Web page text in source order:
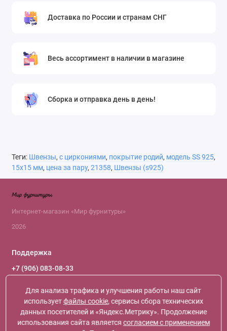
Доставка по России и странам СНГ
Весь ассортимент в наличии в магазине
Сборка и отправка день в день!
Теги: Швензы, с циркониями, покрытие родий, модель SS 925,
15х15 мм, цена за пару, 21358, Швензы (s925)
Интернет-магазин «Мир фурнитуры»
2026
Поддержка
+7 (906) 083-08-33
+7 (916) 120-46-09
+7 (968) 398-54-45
Обратный звонок
Ежедневно с 10:30 до 19:30
Для анализа трафика и улучшения работы наш сайт
используетфайлы cookie, сервисы сбора технических
данных посетителей и «Яндекс.Метрику». Продолжение
использования сайта являетсясогласием с применением